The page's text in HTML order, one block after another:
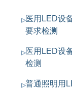
医用LED设
要求检测
医用LED设
检测
普通照明用